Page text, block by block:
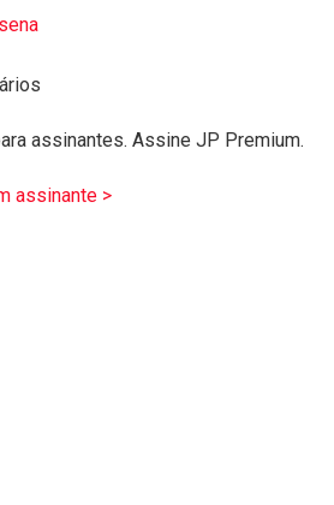
assinantes. Assine JP Premium.
assinante >